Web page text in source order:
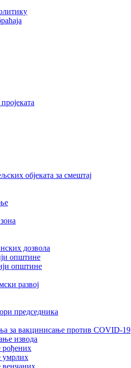
објеката за смештај
дозвола
општине
општине
развој
председника
за вакцинисање против COVID-19
извода
рођених
умрлих
венчаних